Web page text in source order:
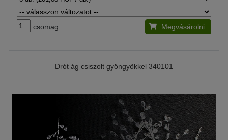
csomag Megvásárolni
Drót ág csiszolt gyöngyökkel 340101